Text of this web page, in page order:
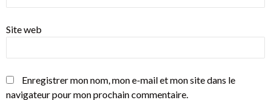
Site web
Enregistrer mon nom, mon e-mail et mon site dans le
navigateur pour mon prochain commentaire.